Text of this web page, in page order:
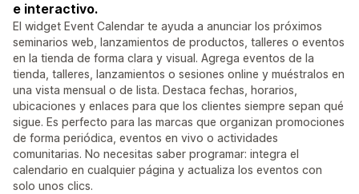
e interactivo.
El widget Event Calendar te ayuda a anunciar los próximos
seminarios web, lanzamientos de productos, talleres o eventos
en la tienda de forma clara y visual. Agrega eventos de la
tienda, talleres, lanzamientos o sesiones online y muéstralos en
una vista mensual o de lista. Destaca fechas, horarios,
ubicaciones y enlaces para que los clientes siempre sepan qué
sigue. Es perfecto para las marcas que organizan promociones
de forma periódica, eventos en vivo o actividades
comunitarias. No necesitas saber programar: integra el
calendario en cualquier página y actualiza los eventos con
solo unos clics.